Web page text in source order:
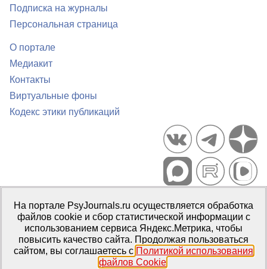
Подписка на журналы
Персональная страница
О портале
Медиакит
Контакты
Виртуальные фоны
Кодекс этики публикаций
Портал психологических изданий PsyJournals.ru, 2007–2026
Правила использования материалов
Свидетельство регистрации СМИЭл № ФС77-66447 от 14 июля
2016 г.
Издатель: ФГБОУ ВО МГППУ
На портале PsyJournals.ru осуществляется обработка
файлов cookie и сбор статистической информации с
использованием сервиса Яндекс.Метрика, чтобы
повысить качество сайта. Продолжая пользоваться
сайтом, вы соглашаетесь с Политикой использования
файлов Cookie.